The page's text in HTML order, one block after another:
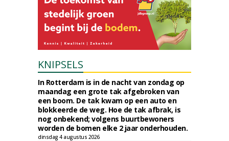
KNIPSELS
In Rotterdam is in de nacht van zondag op
maandag een grote tak afgebroken van
een boom. De tak kwam op een auto en
blokkeerde de weg. Hoe de tak afbrak, is
nog onbekend; volgens buurtbewoners
worden de bomen elke 2 jaar onderhouden.
dinsdag 4 augustus 2026